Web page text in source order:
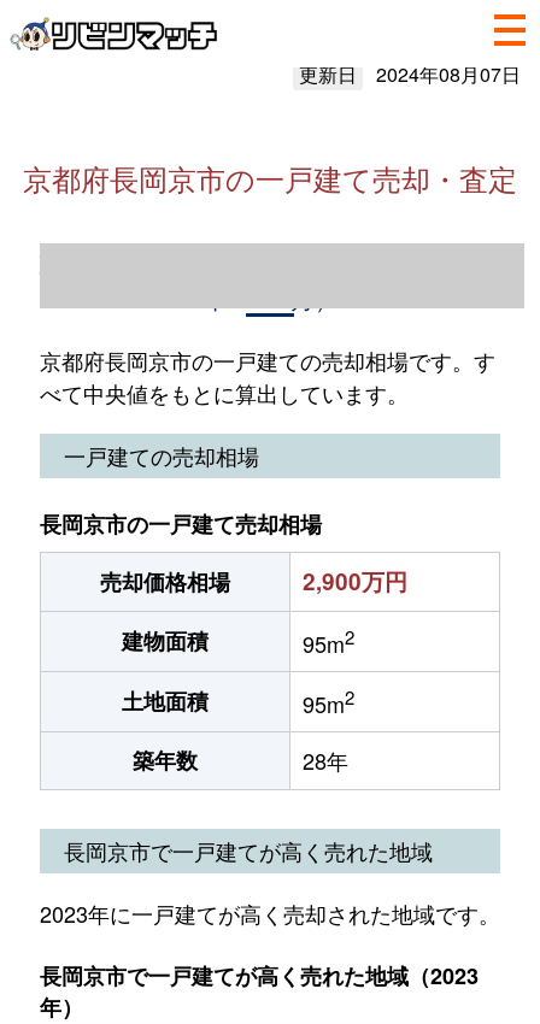
更新日 2024年08月07日
京都府長岡京市の一戸建て売却・査定
京都府長岡京市の一戸建ての売却相場です。す
べて中央値をもとに算出しています。
一戸建ての売却相場
長岡京市の一戸建て売却相場
売却価格相場
2,900万円
建物面積 95m2
土地面積 95m2
築年数 28年
長岡京市で一戸建てが高く売れた地域
2023年に一戸建てが高く売却された地域です。
長岡京市で一戸建てが高く売れた地域（2023
年）